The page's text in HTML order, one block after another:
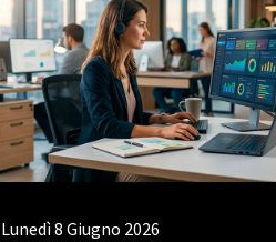
Lunedì 8 Giugno 2026